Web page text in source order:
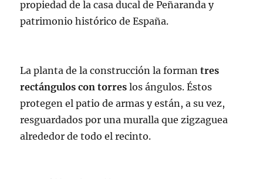
propiedad de la casa ducal de Peñaranda y
patrimonio histórico de España.
La planta de la construcción la formantres
rectángulos con torres los ángulos. Éstos
protegen el patio de armas y están, a su vez,
resguardados por una muralla que zigzaguea
alrededor de todo el recinto.